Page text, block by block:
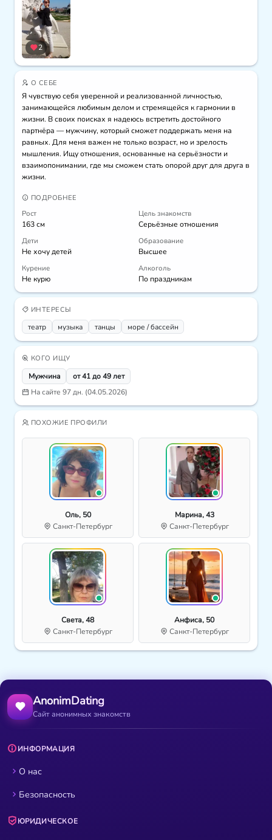
2
О СЕБЕ
Я чувствую себя уверенной и реализованной личностью,
занимающейся любимым делом и стремящейся к гармонии в
жизни. В своих поисках я надеюсь встретить достойного
партнёра — мужчину, который сможет поддержать меня на
равных. Для меня важен не только возраст, но и зрелость
мышления. Ищу отношения, основанные на серьёзности и
взаимопонимании, где мы сможем стать опорой друг для друга в
жизни.
ПОДРОБНЕЕ
Рост
163 см
Цель знакомств
Серьёзные отношения
Дети
Не хочу детей
Образование
Высшее
Курение
Не курю
Алкоголь
По праздникам
ИНТЕРЕСЫ
театр музыка танцы море / бассейн
КОГО ИЩУ
Мужчина
от 41 до 49 лет
На сайте 97 дн. (04.05.2026)
ПОХОЖИЕ ПРОФИЛИ
Оль, 50
Санкт-Петербург
Марина, 43
Санкт-Петербург
Света, 48
Санкт-Петербург
Анфиса, 50
Санкт-Петербург
AnonimDating
Сайт анонимных знакомств
ИНФОРМАЦИЯ
О нас
Безопасность
ЮРИДИЧЕСКОЕ